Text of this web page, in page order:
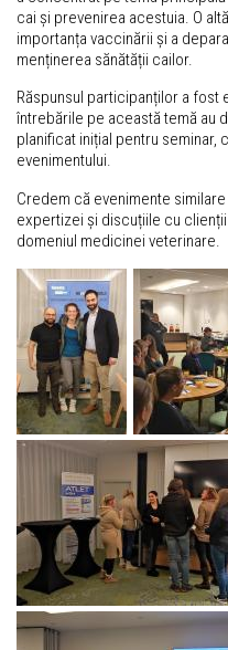
cai și prevenirea acestuia. O
importanța vaccinării și a
menținerea sănătății cailor.
Răspunsul participanților a
întrebările pe această temă au
planificat inițial pentru seminar,
evenimentului.
Credem că evenimente
expertizei și discuțiile cu
domeniul medicinei veterinare.